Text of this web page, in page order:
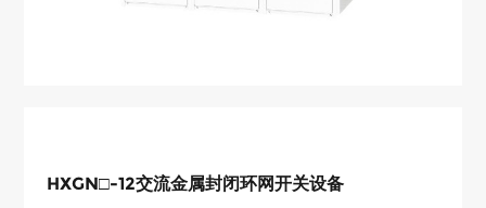
HXGN□-12交流金属封闭环网开关设备